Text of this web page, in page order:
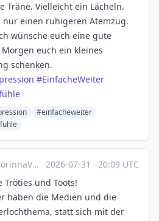
Träne. Vielleicht ein Lächeln.
nur einen ruhigeren Atemzug.
wünsche euch eine gute
euch ein kleines
schenken.
#EinfacheWeiter
#einfacheweiter
·2026-07-31 · 20:09 UTC
Tröties und Toots!
haben die Medien und die
statt sich mit der